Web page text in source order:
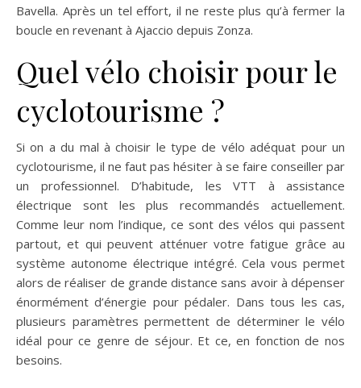
Bavella. Après un tel effort, il ne reste plus qu’à fermer la
boucle en revenant à Ajaccio depuis Zonza.
Quel vélo choisir pour le
cyclotourisme ?
Si on a du mal à choisir le type de vélo adéquat pour un
cyclotourisme, il ne faut pas hésiter à se faire conseiller par
un professionnel. D’habitude, les VTT à assistance
électrique sont les plus recommandés actuellement.
Comme leur nom l’indique, ce sont des vélos qui passent
partout, et qui peuvent atténuer votre fatigue grâce au
système autonome électrique intégré. Cela vous permet
alors de réaliser de grande distance sans avoir à dépenser
énormément d’énergie pour pédaler. Dans tous les cas,
plusieurs paramètres permettent de déterminer le vélo
idéal pour ce genre de séjour. Et ce, en fonction de nos
besoins.